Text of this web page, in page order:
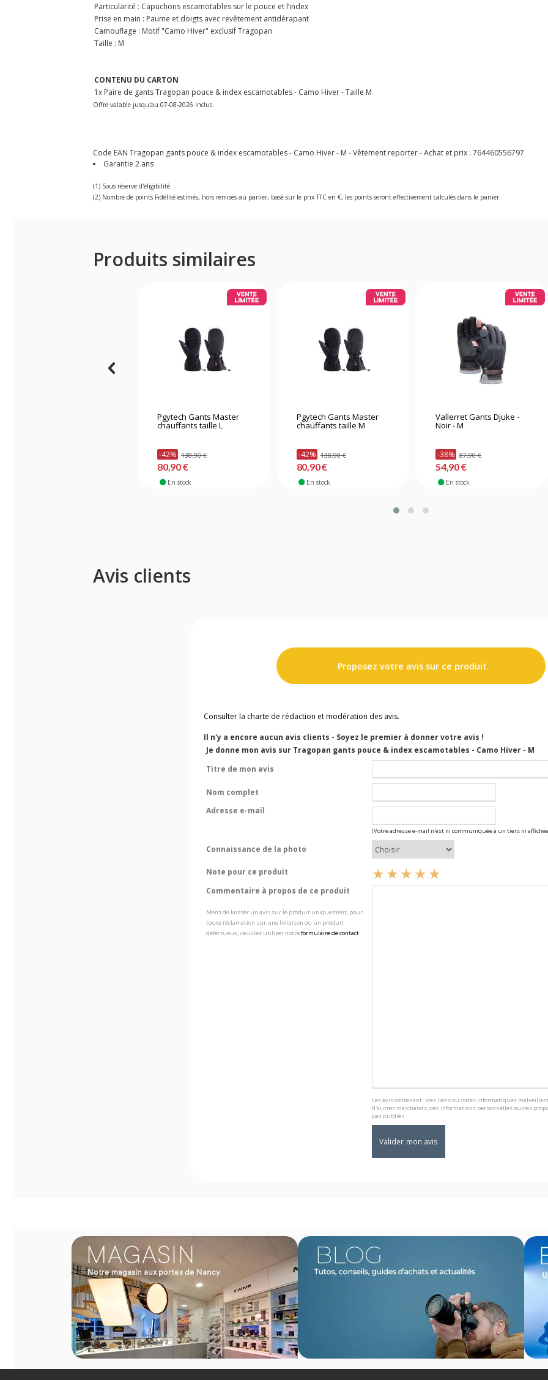
Particularité : Capuchons escamotables sur le pouce et l’index
Prise en main : Paume et doigts avec revêtement antidérapant
Camouflage : Motif "Camo Hiver" exclusif Tragopan
Taille : M
CONTENU DU CARTON
1x Paire de gants Tragopan pouce & index escamotables - Camo Hiver - Taille M
Offre valable jusqu'au 07-08-2026 inclus.
Code EAN Tragopan gants pouce & index escamotables - Camo Hiver - M - Vêtement reporter - Achat et prix : 764460556797
Garantie 2 ans
(1) Sous réserve d'éligibilité.
(2) Nombre de points Fidélité estimés, hors remises au panier, basé sur le prix TTC en €, les points seront effectivement calculés dans le panier.
Produits similaires
Pgytech Gants Master
chauffants taille L
-42% 138,90 €
80,90 €
En stock
Pgytech Gants Master
chauffants taille M
-42% 138,90 €
80,90 €
En stock
Vallerret Gants Djuke -
Noir - M
-38% 87,90 €
54,90 €
En stock
Avis clients
Proposez votre avis sur ce produit
Consulter la charte de rédaction et modération des avis.
Il n'y a encore aucun avis clients - Soyez le premier à donner votre avis !
Je donne mon avis sur Tragopan gants pouce & index escamotables - Camo Hiver - M
Titre de mon avis
Nom complet
Adresse e-mail
(Votre adresse e-mail n'est ni communiquée à un tiers ni
Connaissance de la photo
Note pour ce produit
Commentaire à propos de ce produit
Merci de laisser un avis sur le produit uniquement, pour
toute réclamation sur une livraison ou un produit
défectueux, veuillez utiliser notreformulaire de contact.
Les avis contenant : des liens ou codes informatiques
d'autres marchands, des informations personnelles ou des
pas publiés.